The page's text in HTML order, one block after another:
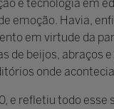
e tecnologia em
emoção. Havia,
em virtude da
de beijos,
onde
e refletiu todo